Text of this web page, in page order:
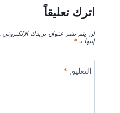
اترك تعليقاً
لن يتم نشر عنوان بريدك الإلكتروني.
إليها بـ*
التعليق *